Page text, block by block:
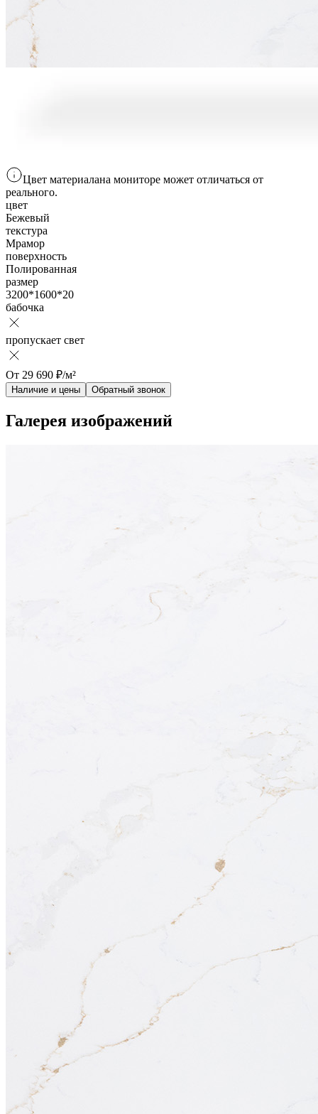
Цвет материалана мониторе может отличаться от
реального.
цвет
Бежевый
текстура
Мрамор
поверхность
Полированная
размер
3200*1600*20
бабочка
пропускает свет
От 29 690 ₽/м²
Наличие и цены Обратный звонок
Галерея изображений